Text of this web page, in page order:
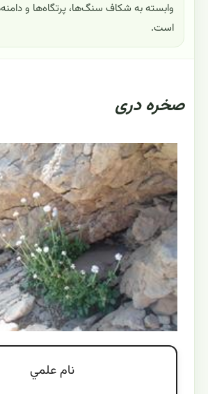
وابسته به شکاف سنگ‌ها، پرتگاه‌ها و
است.
صخره دری
نام علمي